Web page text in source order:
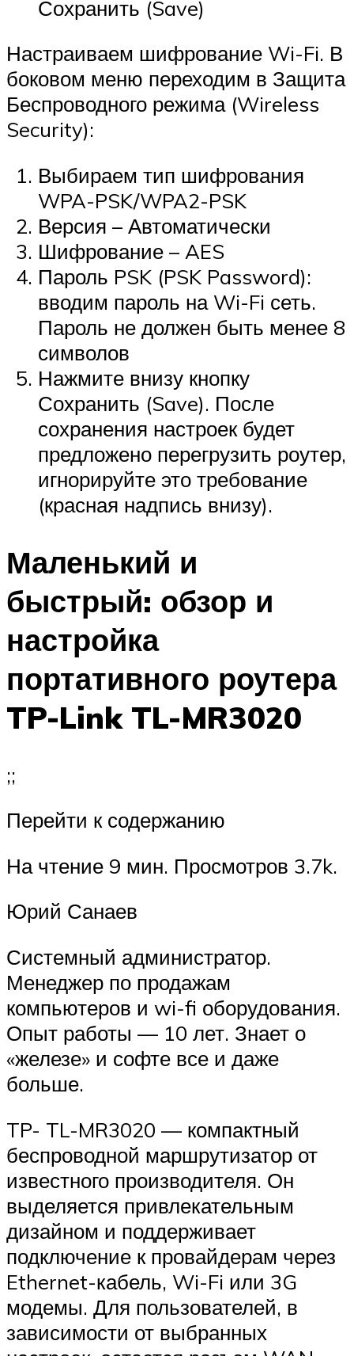
Сохранить (Save)
Настраиваем шифрование Wi-Fi. В
боковом меню переходим в Защита
Беспроводного режима (Wireless
Security):
Выбираем тип шифрования
WPA-PSK/WPA2-PSK
Версия – Автоматически
Шифрование – AES
Пароль PSK (PSK Password):
вводим пароль на Wi-Fi сеть.
Пароль не должен быть менее 8
символов
Нажмите внизу кнопку
Сохранить (Save). После
сохранения настроек будет
предложено перегрузить роутер,
игнорируйте это требование
(красная надпись внизу).
Маленький и
быстрый: обзор и
настройка
портативного роутера
TP-Link TL-MR3020
;;
Перейти к содержанию
На чтение 9 мин. Просмотров 3.7k.
Юрий Санаев
Системный администратор.
Менеджер по продажам
компьютеров и wi-fi оборудования.
Опыт работы — 10 лет. Знает о
«железе» и софте все и даже
больше.
TP- TL-MR3020 — компактный
беспроводной маршрутизатор от
известного производителя. Он
выделяется привлекательным
дизайном и поддерживает
подключение к провайдерам через
Ethernet-кабель, Wi-Fi или 3G
модемы. Для пользователей, в
зависимости от выбранных